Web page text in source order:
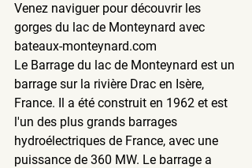
Venez naviguer pour découvrir les
gorges du lac de Monteynard avec
bateaux-monteynard.com
Le Barrage du lac de Monteynard est un
barrage sur la rivière Drac en Isère,
France. Il a été construit en 1962 et est
l'un des plus grands barrages
hydroélectriques de France, avec une
puissance de 360 MW. Le barrage a